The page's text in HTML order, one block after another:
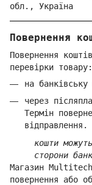
обл., Україна
Повернення
Повернення
перевірки товару:
на
через
Термін
відправлення.
кошти
сторони
Магазин
повернення або